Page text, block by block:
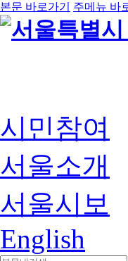
본문 바로가기 주메뉴 바
시민참여
서울소개
서울시보
English